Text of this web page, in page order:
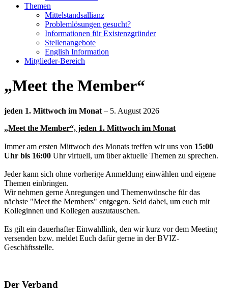
Themen
Mittelstandsallianz
Problemlösungen gesucht?
Informationen für Existenzgründer
Stellenangebote
English Information
Mitglieder-Bereich
„Meet the Member“
jeden 1. Mittwoch im Monat – 5. August 2026
„Meet the Member“, jeden 1. Mittwoch im Monat
Immer am ersten Mittwoch des Monats treffen wir uns von 15:00
Uhr bis 16:00 Uhr virtuell, um über aktuelle Themen zu sprechen.
Jeder kann sich ohne vorherige Anmeldung einwählen und eigene
Themen einbringen.
Wir nehmen gerne Anregungen und Themenwünsche für das
nächste "Meet the Members" entgegen. Seid dabei, um euch mit
Kolleginnen und Kollegen auszutauschen.
Es gilt ein dauerhafter Einwahllink, den wir kurz vor dem Meeting
versenden bzw. meldet Euch dafür gerne in der BVIZ-
Geschäftsstelle.
Der Verband